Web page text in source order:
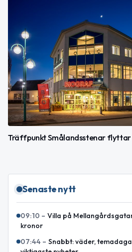
Träffpunkt Smålandsstenar flyttar
Senaste nytt
09:10 – Villa på
kronor
07:44 – Snabbt: väder,